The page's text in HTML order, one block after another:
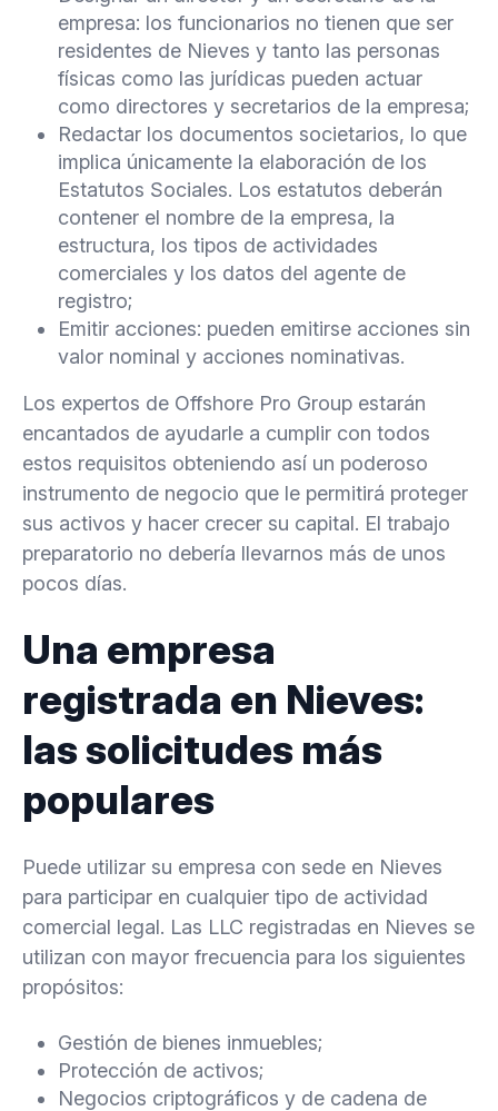
empresa: los funcionarios no tienen que ser
residentes de Nieves y tanto las personas
físicas como las jurídicas pueden actuar
como directores y secretarios de la empresa;
Redactar los documentos societarios, lo que
implica únicamente la elaboración de los
Estatutos Sociales. Los estatutos deberán
contener el nombre de la empresa, la
estructura, los tipos de actividades
comerciales y los datos del agente de
registro;
Emitir acciones: pueden emitirse acciones sin
valor nominal y acciones nominativas.
Los expertos de Offshore Pro Group estarán
encantados de ayudarle a cumplir con todos
estos requisitos obteniendo así un poderoso
instrumento de negocio que le permitirá proteger
sus activos y hacer crecer su capital. El trabajo
preparatorio no debería llevarnos más de unos
pocos días.
Una empresa
registrada en Nieves:
las solicitudes más
populares
Puede utilizar su empresa con sede en Nieves
para participar en cualquier tipo de actividad
comercial legal. Las LLC registradas en Nieves se
utilizan con mayor frecuencia para los siguientes
propósitos:
Gestión de bienes inmuebles;
Protección de activos;
Negocios criptográficos y de cadena de